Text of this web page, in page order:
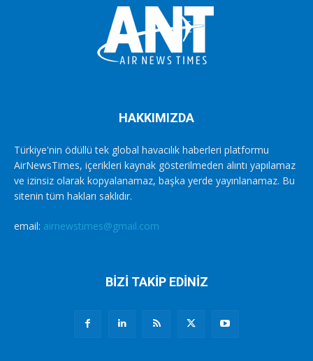
HAKKIMIZDA
Türkiye'nin ödüllü tek global havacılık haberleri platformu
AirNewsTimes, içerikleri kaynak gösterilmeden alıntı yapılamaz
ve izinsiz olarak kopyalanamaz, başka yerde yayınlanamaz. Bu
sitenin tüm hakları saklıdır.
email: airnewstimes@gmail.com
BİZİ TAKİP EDİNİZ